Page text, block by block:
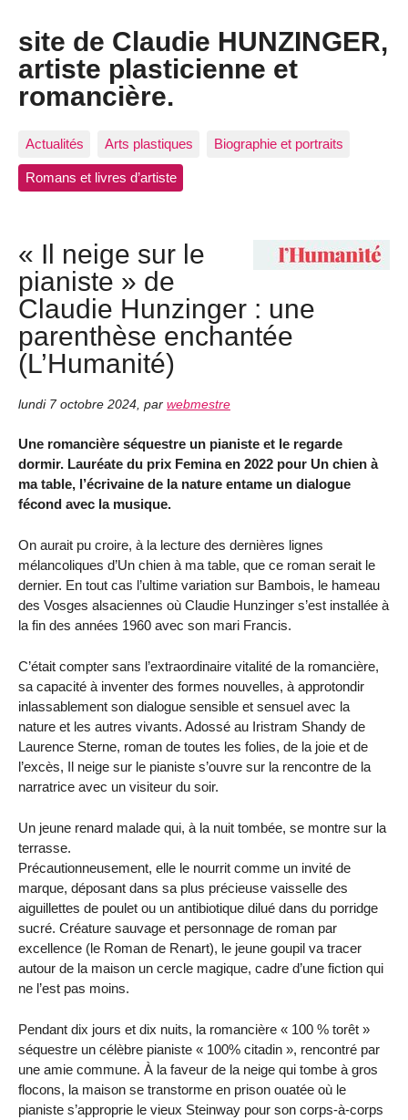
site de Claudie HUNZINGER,
artiste plasticienne et
romancière.
Actualités Arts plastiques Biographie et portraits
Romans et livres d’artiste
« Il neige sur le
pianiste » de
Claudie Hunzinger : une
parenthèse enchantée
(L’Humanité)
lundi 7 octobre 2024 par webmestre
Une romancière séquestre un pianiste et le regarde
dormir. Lauréate du prix Femina en 2022 pour Un chien à
ma table, l’écrivaine de la nature entame un dialogue
fécond avec la musique.
On aurait pu croire, à la lecture des dernières lignes
mélancoliques d’Un chien à ma table, que ce roman serait le
dernier. En tout cas l’ultime variation sur Bambois, le hameau
des Vosges alsaciennes où Claudie Hunzinger s’est installée à
la fin des années 1960 avec son mari Francis.
C’était compter sans l’extraordinaire vitalité de la romancière,
sa capacité à inventer des formes nouvelles, à approtondir
inlassablement son dialogue sensible et sensuel avec la
nature et les autres vivants. Adossé au Iristram Shandy de
Laurence Sterne, roman de toutes les folies, de la joie et de
l’excès, Il neige sur le pianiste s’ouvre sur la rencontre de la
narratrice avec un visiteur du soir.
Un jeune renard malade qui, à la nuit tombée, se montre sur la
terrasse.
Précautionneusement, elle le nourrit comme un invité de
marque, déposant dans sa plus précieuse vaisselle des
aiguillettes de poulet ou un antibiotique dilué dans du porridge
sucré. Créature sauvage et personnage de roman par
excellence (le Roman de Renart), le jeune goupil va tracer
autour de la maison un cercle magique, cadre d’une fiction qui
ne l’est pas moins.
Pendant dix jours et dix nuits, la romancière « 100 % torêt »
séquestre un célèbre pianiste « 100% citadin », rencontré par
une amie commune. À la faveur de la neige qui tombe à gros
flocons, la maison se transtorme en prison ouatée où le
pianiste s’approprie le vieux Steinway pour son corps-à-corps